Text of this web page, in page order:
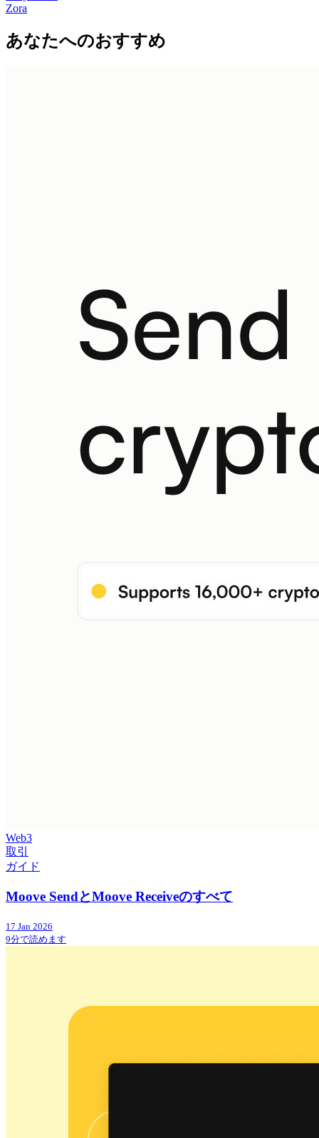
Zora
あなたへのおすすめ
Web3
取引
ガイド
Moove SendとMoove Receiveのすべて
17 Jan 2026
9分で読めます